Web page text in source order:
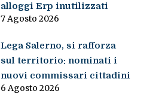
alloggi Erp inutilizzati
7 Agosto 2026
Lega Salerno, si rafforza
sul territorio: nominati i
nuovi commissari cittadini
6 Agosto 2026